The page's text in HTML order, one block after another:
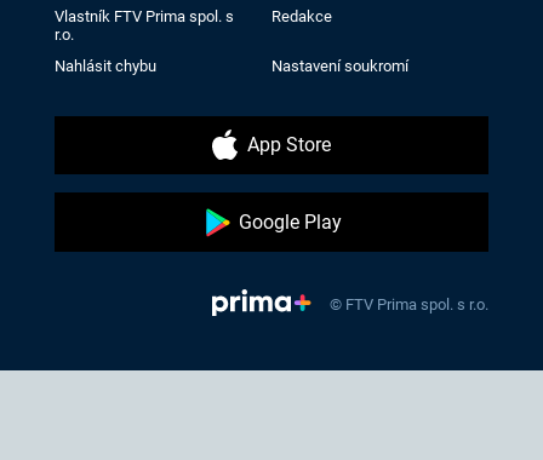
Vlastník FTV Prima spol. s
r.o.
Redakce
Nahlásit chybu Nastavení soukromí
App Store
Google Play
© FTV Prima spol. s r.o.